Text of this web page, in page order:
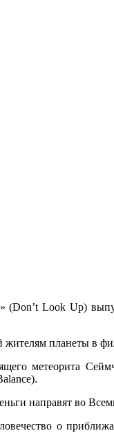
Look Up)
жителям планеты в
метеорита
направят во
о